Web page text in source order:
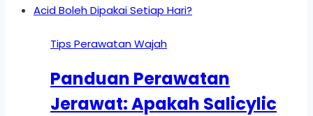
Tips Perawatan Wajah
Panduan Perawatan
Jerawat: Apakah Salicylic